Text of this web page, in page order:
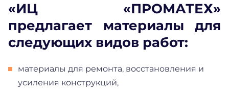
«ИЦ «ПРОМАТЕХ»
предлагает материалы для
следующих видов работ:
материалы для ремонта, восстановления и
усиления конструкций,